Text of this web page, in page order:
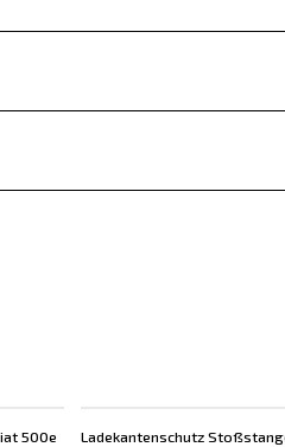
500e
Ladekantenschutz